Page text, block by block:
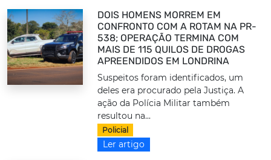
DOIS HOMENS MORREM EM
CONFRONTO COM A ROTAM NA PR-
538; OPERAÇÃO TERMINA COM
MAIS DE 115 QUILOS DE DROGAS
APREENDIDOS EM LONDRINA
Suspeitos foram identificados, um
deles era procurado pela Justiça. A
ação da Polícia Militar também
resultou na...
Policial
Ler artigo